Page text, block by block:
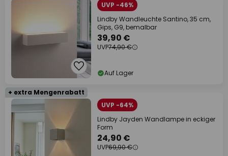
UVP -46%
Lindby Wandleuchte Santino, 35 cm,
Gips, G9, bemalbar
39,90 €
UVP74,90 €
Auf Lager
+ extra Mengenrabatt
UVP -64%
Lindby Jayden Wandlampe in eckiger
Form
24,90 €
UVP69,90 €